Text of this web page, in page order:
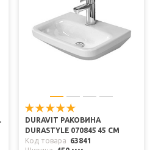
DURAVIT РАКОВИНА
DURASTYLE 070845 45 СМ
Код товара
63841